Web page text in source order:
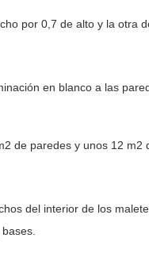
por 0,7 de alto y la otra
en blanco a las
de paredes y unos 12 m2
del interior de los